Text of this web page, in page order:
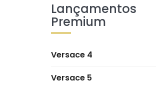
Lançamentos
Premium
Versace 4
Versace 5